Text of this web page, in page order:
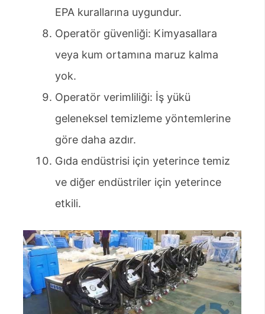
EPA kurallarına uygundur.
Operatör güvenliği: Kimyasallara
veya kum ortamına maruz kalma
yok.
Operatör verimliliği: İş yükü
geleneksel temizleme yöntemlerine
göre daha azdır.
Gıda endüstrisi için yeterince temiz
ve diğer endüstriler için yeterince
etkili.